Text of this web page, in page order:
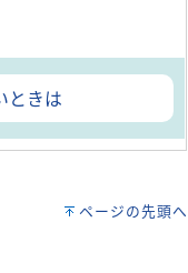
ときは
ページの先頭へ